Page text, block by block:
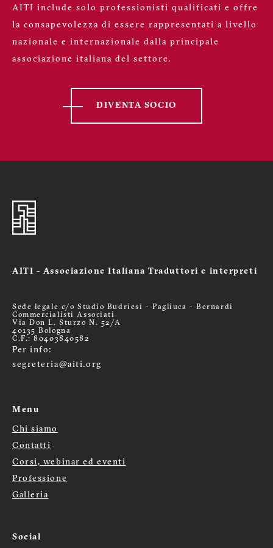
AITI include solo professionisti qualificati e offre
la consapevolezza di essere rappresentati a livello
nazionale e internazionale dalla principale
associazione italiana del settore.
DIVENTA SOCIO
AITI - Associazione Italiana Traduttori e interpreti
Sede legale c/o Studio Budriesi - Pagliuca - Bernardi
Commercialisti Associati
Via Don L. Sturzo N. 52/A
40135 Bologna
C.F.: 80403840582
Per info:
segreteria@aiti.org
Menu
Menù
footer
Chi siamo
Contatti
Corsi, webinar ed eventi
Professione
Galleria
Social